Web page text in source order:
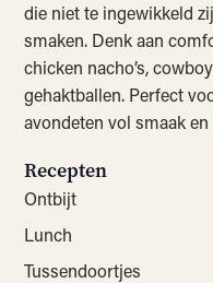
die niet te ingewikkeld
smaken. Denk aan
chicken nacho’s,
gehaktballen. Perfect
avondeten vol smaak en
Recepten
Ontbijt
Lunch
Tussendoortjes